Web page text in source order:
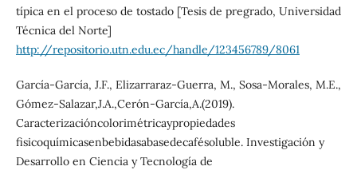
típica en el proceso de tostado [Tesis de pregrado, Universidad
Técnica del Norte]
http://repositorio.utn.edu.ec/handle/123456789/8061
García-García, J.F., Elizarraraz-Guerra, M., Sosa-Morales, M.E.,
Gómez-Salazar,J.A.,Cerón-García,A.(2019).
Caracterizacióncolorimétricaypropiedades
fisicoquímicasenbebidasabasedecafésoluble. Investigación y
Desarrollo en Ciencia y Tecnología de